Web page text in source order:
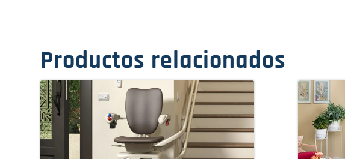
Productos relacionados